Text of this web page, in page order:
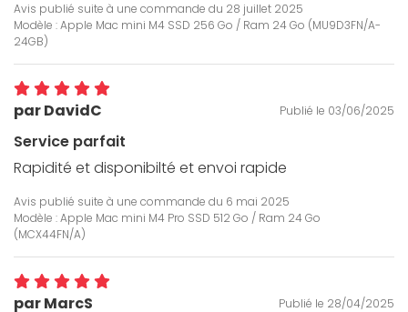
Avis publié suite à une commande du 28 juillet 2025
Modèle : Apple Mac mini M4 SSD 256 Go / Ram 24 Go (MU9D3FN/A-
24GB)
par DavidC Publié le 03/06/2025
Service parfait
Rapidité et disponibilté et envoi rapide
Avis publié suite à une commande du 6 mai 2025
Modèle : Apple Mac mini M4 Pro SSD 512 Go / Ram 24 Go
(MCX44FN/A)
par MarcS Publié le 28/04/2025